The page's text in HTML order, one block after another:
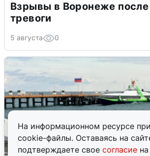
На информационном ресурсе
cookie-файлы. Оставаясь на
подтверждаете свое согласие
Взрывы в Воронеже после
тревоги
5 августа 0